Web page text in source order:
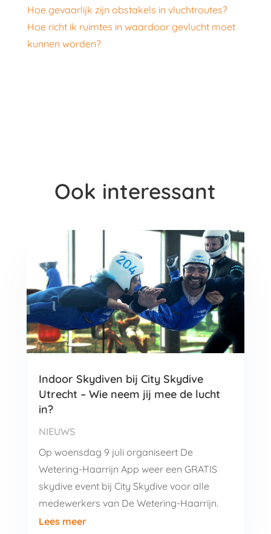
Hoe gevaarlijk zijn obstakels in vluchtroutes?
Hoe richt ik ruimtes in waardoor gevlucht moet
kunnen worden?
Ook interessant
Indoor Skydiven bij City Skydive
Utrecht – Wie neem jij mee de lucht
in?
NIEUWS
Op woensdag 9 juli organiseert De
Wetering-Haarrijn App weer een GRATIS
skydive event bij City Skydive voor alle
medewerkers van De Wetering-Haarrijn.
Lees meer